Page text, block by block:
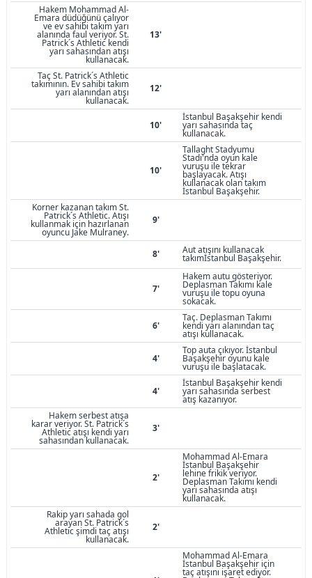
Hakem Mohammad Al-
Emara düdüğünü çalıyor
ve ev sahibi takım yarı
alanında faul veriyor. St.
Patrick´s Athletic kendi
yarı sahasından atışı
kullanacak.
13'
Taç St. Patrick´s Athletic
takımının. Ev sahibi takım
yarı alanından atışı
kullanacak.
12'
10'
İstanbul Başakşehir kendi
yarı sahasında taç
kullanacak.
10'
Tallaght Stadyumu
Stadı'nda oyun kale
vuruşu ile tekrar
başlayacak. Atışı
kullanacak olan takım
İstanbul Başakşehir.
Korner kazanan takım St.
Patrick´s Athletic. Atışı
kullanmak için hazırlanan
oyuncu Jake Mulraney.
9'
8' Aut atışını kullanacak
takımİstanbul Başakşehir.
7'
Hakem autu gösteriyor.
Deplasman Takımı kale
vuruşu ile topu oyuna
sokacak.
6'
Taç. Deplasman Takımı
kendi yarı alanından taç
atışı kullanacak.
4'
Top auta çıkıyor. İstanbul
Başakşehir oyunu kale
vuruşu ile başlatacak.
4'
İstanbul Başakşehir kendi
yarı sahasında serbest
atış kazanıyor.
Hakem serbest atışa
karar veriyor. St. Patrick´s
Athletic atışı kendi yarı
sahasından kullanacak.
3'
2'
Mohammad Al-Emara
İstanbul Başakşehir
lehine frikik veriyor.
Deplasman Takımı kendi
yarı sahasında atışı
kullanacak.
Rakip yarı sahada gol
arayan St. Patrick´s
Athletic şimdi taç atışı
kullanacak.
2'
Mohammad Al-Emara
İstanbul Başakşehir için
taç atışını işaret ediyor.